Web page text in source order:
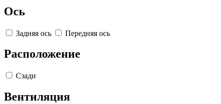
Ось
Задняя ось Передняя ось
Расположение
Сзади
Вентиляция